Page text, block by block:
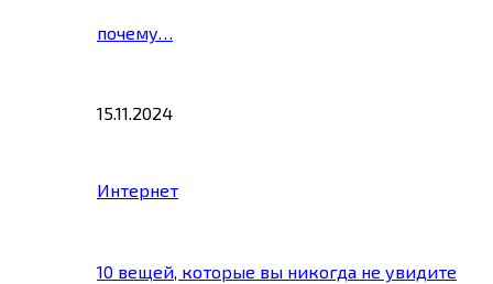
почему…
15.11.2024
Интернет
10 вещей, которые вы никогда не увидите